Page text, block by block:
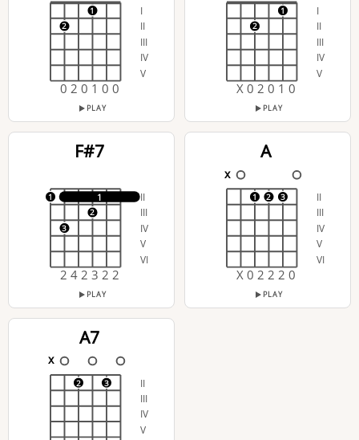
I
II
III
IV
V
2
1
0 2 0 1 0 0
PLAY
I
II
III
IV
V
2
1
X 0 2 0 1 0
PLAY
F#7
II
III
IV
V
VI
1
1
3
2
2 4 2 3 2 2
PLAY
A
x
II
III
IV
V
VI
1 2 3
X 0 2 2 2 0
PLAY
A7
x
II
III
IV
V
2 3